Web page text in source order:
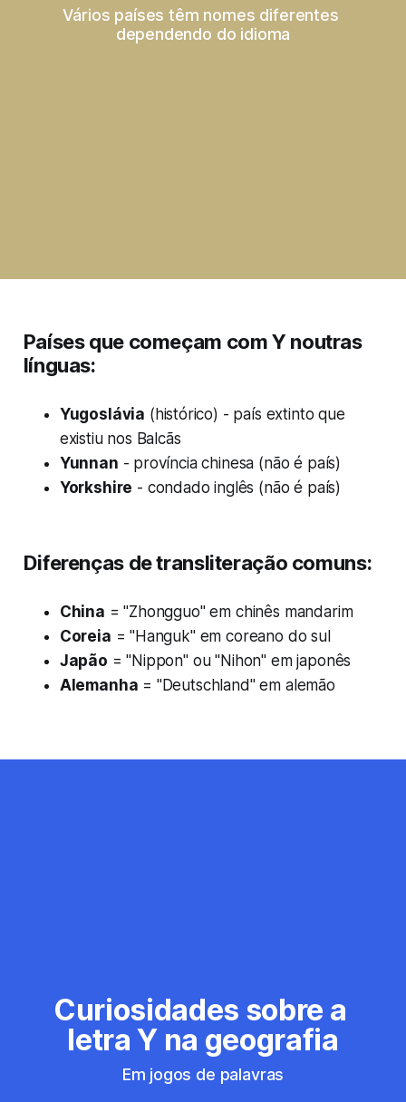
Vários países têm nomes diferentes
dependendo do idioma
Países que começam com Y noutras
línguas:
Yugoslávia (histórico) - país extinto que
existiu nos Balcãs
Yunnan - província chinesa (não é país)
Yorkshire - condado inglês (não é país)
Diferenças de transliteração comuns:
China = "Zhongguo" em chinês mandarim
Coreia = "Hanguk" em coreano do sul
Japão = "Nippon" ou "Nihon" em japonês
Alemanha = "Deutschland" em alemão
Curiosidades sobre a
letra Y na geografia
Em jogos de palavras